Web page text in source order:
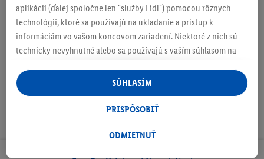
O produkte
aplikácii (ďalej spoločne len "služby Lidl") pomocou rôznych
technológií, ktoré sa používajú na ukladanie a prístup k
informáciám vo vašom koncovom zariadení. Niektoré z nich sú
technicky nevyhnutné alebo sa používajú s vaším súhlasom na
personalizovanú reklamu v rámci služieb Lidl aj mimo nich. Ak
ste účastníkom programu Lidl Plus, na tieto účely sa spracúvajú
aj údaje z vášho nákupného správania v obchode.
následne si vytvoríte účet Lidl Plus alebo sa prihlásite do svojho
ODMIETNUŤ
PRISPÔSOBIŤ
SÚHLASÍM